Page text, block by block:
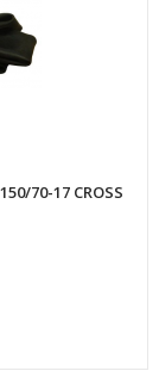
70-17 CROSS